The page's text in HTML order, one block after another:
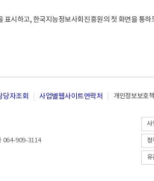
시하고, 한국지능정보사회진흥원의 첫 화면을 통
당자조회 사업별웹사이트연락처 개인정보보호
064-909-3114